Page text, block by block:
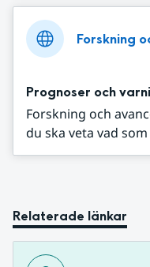
Forskning
Prognoser och
Forskning och
du ska veta vad som
Relaterade länkar